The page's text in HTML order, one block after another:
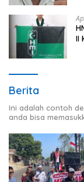
II
Berita
Ini adalah contoh
anda bisa